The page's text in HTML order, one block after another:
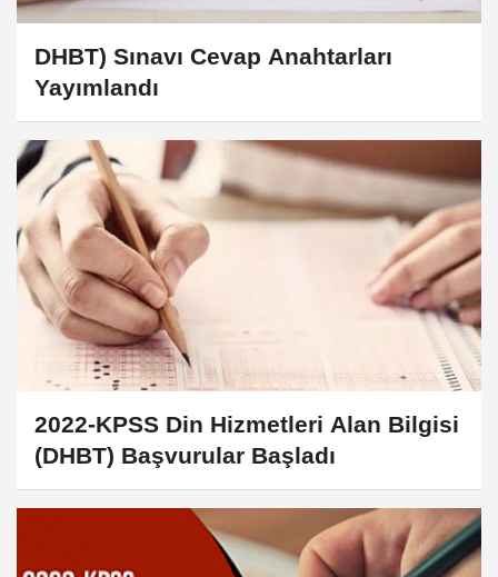
DHBT) Sınavı Cevap Anahtarları
Yayımlandı
2022-KPSS Din Hizmetleri Alan Bilgisi
(DHBT) Başvurular Başladı